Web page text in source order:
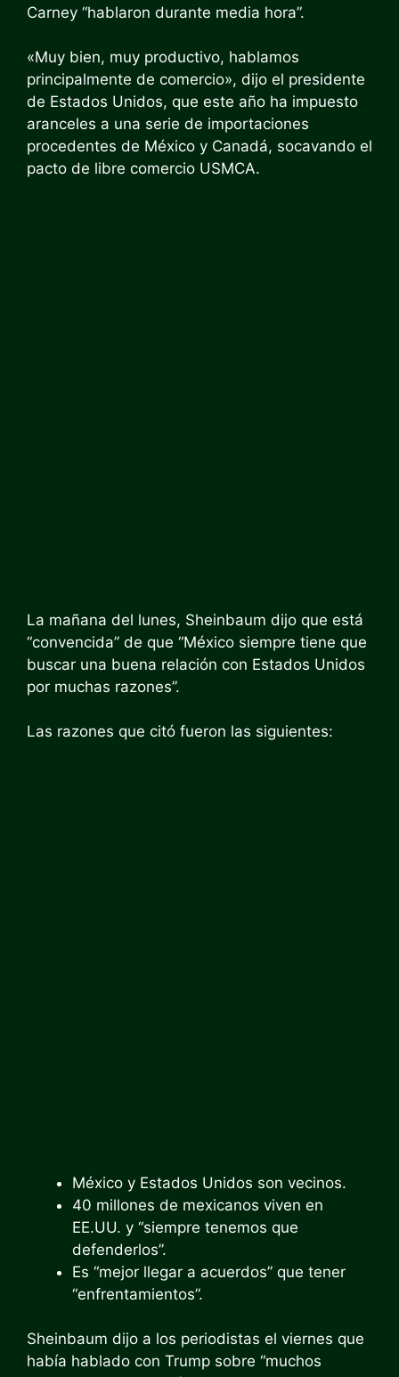
Carney “hablaron durante media hora”.
«Muy bien, muy productivo, hablamos
principalmente de comercio», dijo el presidente
de Estados Unidos, que este año ha impuesto
aranceles a una serie de importaciones
procedentes de México y Canadá, socavando el
pacto de libre comercio USMCA.
La mañana del lunes, Sheinbaum dijo que está
“convencida” de que “México siempre tiene que
buscar una buena relación con Estados Unidos
por muchas razones”.
Las razones que citó fueron las siguientes:
México y Estados Unidos son vecinos.
40 millones de mexicanos viven en
EE.UU. y “siempre tenemos que
defenderlos”.
Es “mejor llegar a acuerdos” que tener
“enfrentamientos”.
Sheinbaum dijo a los periodistas el viernes que
había hablado con Trump sobre “muchos